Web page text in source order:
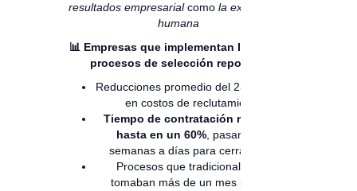
resultados empresarialcomo la experiencia
humana
📊 Empresas que implementan IA en sus
procesos de selección reportan:
Reducciones promedio del 23% al 50%
en costos de reclutamiento.
Tiempo de contratación reducido
hasta en un 60% , pasando de
semanas a días para cerrar roles.
Procesos que tradicionalmente
tomaban más de un mes pueden